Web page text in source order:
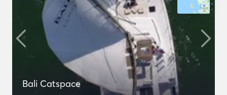
Bali Catspace